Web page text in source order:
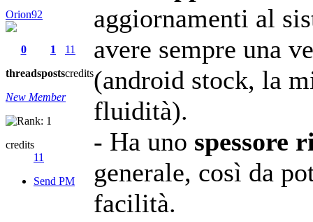
Orion92
0
threads
1
posts
11
credits
New Member
credits
11
Send PM
aggiornamenti al
avere sempre una
(android stock, la
fluidità).
- Ha uno spessore
generale, così da
facilità.